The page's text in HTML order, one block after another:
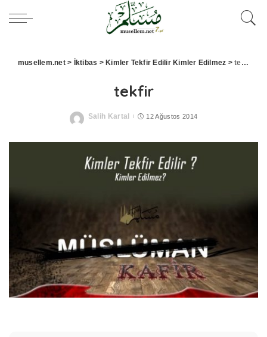
musellem.net> İktibas > Kimler Tekfir Edilir Kimler Edilmez >tekfir
tekfir
Posted
Salih Kartal 12 Ağustos 2014